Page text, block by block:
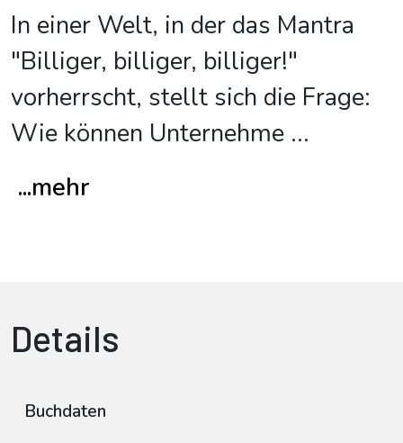
In einer Welt, in der das Mantra
"Billiger, billiger, billiger!"
vorherrscht, stellt sich die Frage:
Wie können Unternehme ...
...mehr
Details
Buchdaten